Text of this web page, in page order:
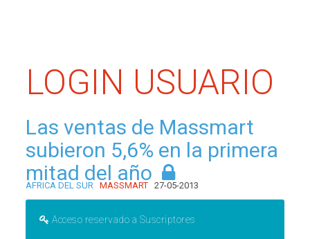
LOGIN USUARIO
Las ventas de Massmart
subieron 5,6% en la primera
mitad del año
AFRICA DEL SUR MASSMART 27-05-2013
Acceso reservado a Suscriptores